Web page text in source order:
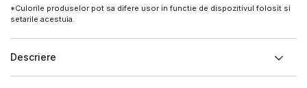
*Culorile produselor pot sa difere usor in functie de dispozitivul folosit si
setarile acestuia.
Descriere